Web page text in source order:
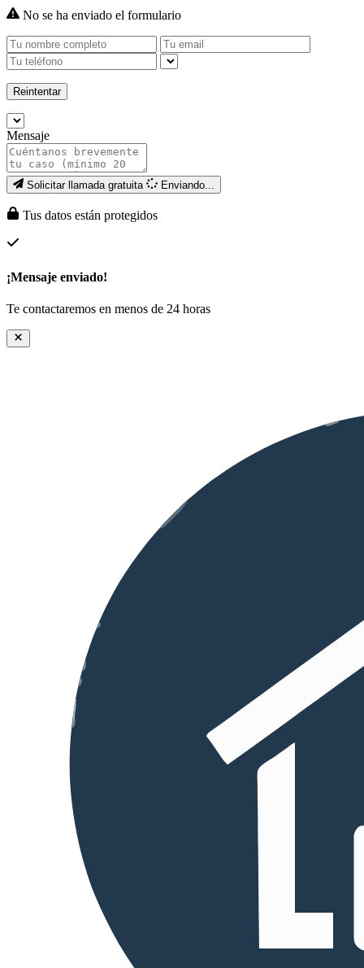
No se ha enviado el formulario
Reintentar
Mensaje
Solicitar llamada gratuita Enviando...
Tus datos están protegidos
¡Mensaje enviado!
Te contactaremos en menos de 24 horas